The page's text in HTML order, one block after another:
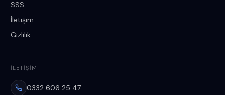
SSS
İletişim
Gizlilik
İLETIŞIM
0332 606 25 47